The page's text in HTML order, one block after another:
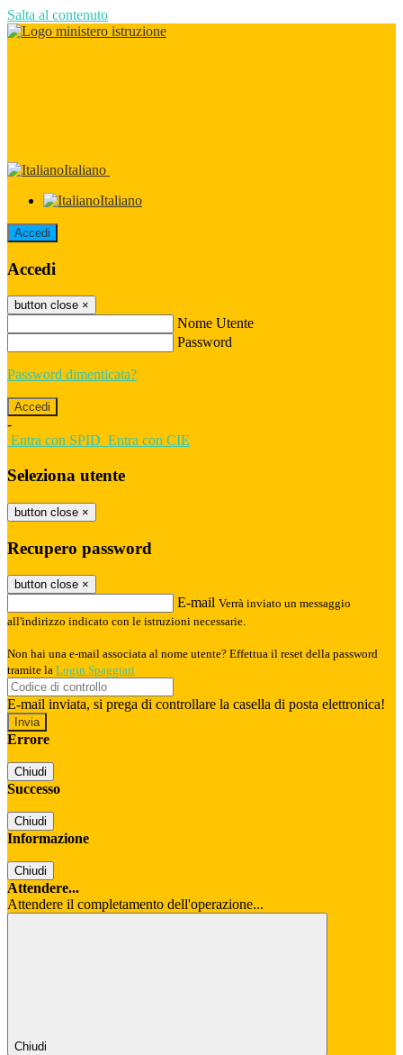
Salta al contenuto
Italiano
Italiano
Accedi
Accedi
button close ×
Nome Utente
Password
Password dimenticata?
-
Entra con SPID Entra con CIE
Seleziona utente
button close ×
Recupero password
button close ×
E-mail Verrà inviato un messaggio
all'indirizzo indicato con le istruzioni necessarie.
Non hai una e-mail associata al nome utente? Effettua il reset della password
tramite la Login Spaggiari
E-mail inviata, si prega di controllare la casella di posta elettronica!
Errore
Chiudi
Successo
Chiudi
Informazione
Chiudi
Attendere...
Attendere il completamento dell'operazione...
Chiudi